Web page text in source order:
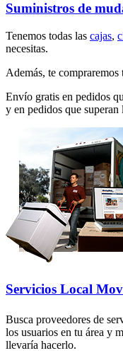
Suministros de
Tenemos todas las cajas,
necesitas.
Además, te compraremos
Envío gratis en pedidos
y en pedidos que superan
Servicios Local
Busca proveedores de
los usuarios en tu área y
llevaría hacerlo.